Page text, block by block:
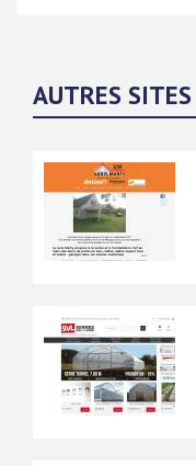
AUTRES SITES